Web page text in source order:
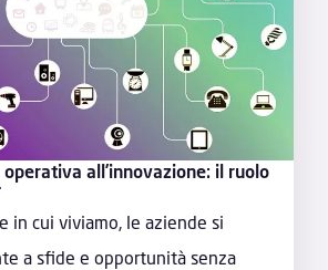
operativa all’innovazione: il ruolo
in cui viviamo, le aziende si
a sfide e opportunità senza